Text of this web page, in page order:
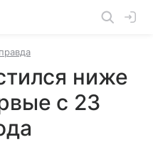
ниже
с 23